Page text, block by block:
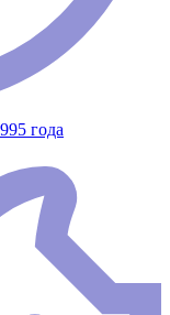
года